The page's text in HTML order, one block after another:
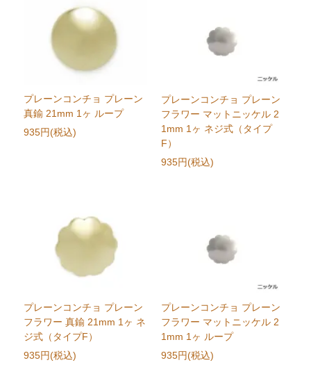
プレーンコンチョ プレーン
真鍮 21mm 1ヶ ループ
935円(税込)
プレーンコンチョ プレーン
フラワー マットニッケル 2
1mm 1ヶ ネジ式（タイプ
F）
935円(税込)
プレーンコンチョ プレーン
フラワー 真鍮 21mm 1ヶ ネ
ジ式（タイプF）
935円(税込)
プレーンコンチョ プレーン
フラワー マットニッケル 2
1mm 1ヶ ループ
935円(税込)